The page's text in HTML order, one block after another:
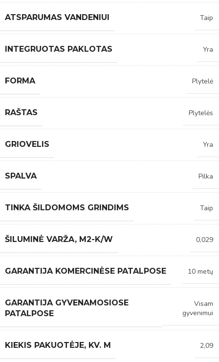
ATSPARUMAS VANDENIUI Taip
INTEGRUOTAS PAKLOTAS Yra
FORMA Plytelė
RAŠTAS Plytelės
GRIOVELIS Yra
SPALVA Pilka
TINKA ŠILDOMOMS GRINDIMS Taip
ŠILUMINĖ VARŽA, M2-K/W 0,029
GARANTIJA KOMERCINĖSE PATALPOSE 10 metų
GARANTIJA GYVENAMOSIOSE
PATALPOSE
Visam
gyvenimui
KIEKIS PAKUOTĖJE, KV. M 2,09